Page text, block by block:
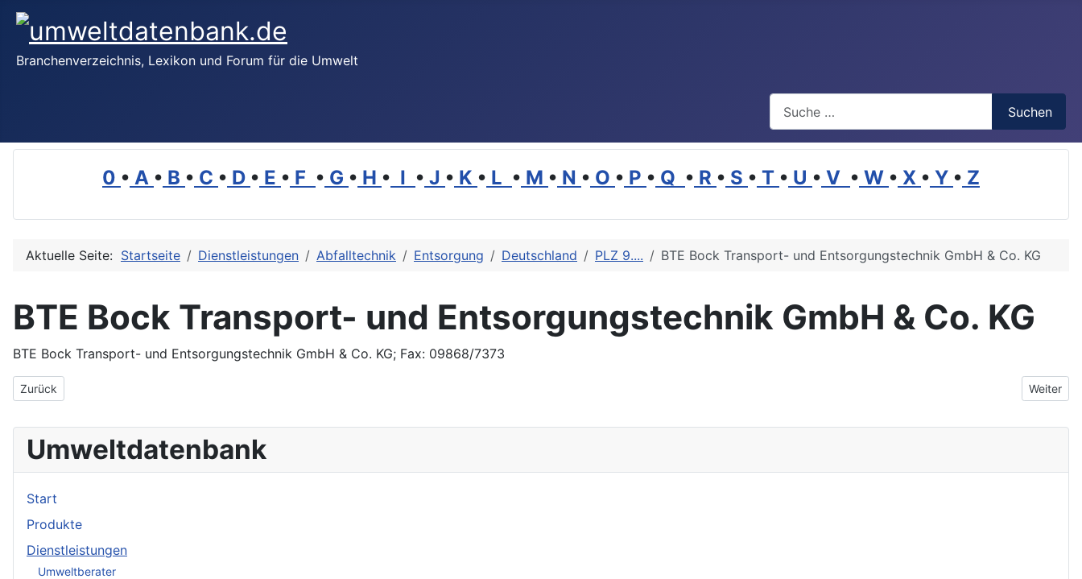
Branchenverzeichnis, Lexikon und Forum für die Umwelt
Suchen
0 • A • B • C • D • E • F • G • H • I • J • K • L • M • N • O • P • Q • R • S • T • U • V • W • X • Y • Z
Aktuelle Seite: Startseite Dienstleistungen Abfalltechnik Entsorgung Deutschland PLZ 9.... BTE Bock Transport- und Entsorgungstechnik GmbH & Co. KG
BTE Bock Transport- und Entsorgungstechnik GmbH & Co. KG
BTE Bock Transport- und Entsorgungstechnik GmbH & Co. KG; Fax: 09868/7373
Vorheriger Beitrag: Brabender Messtechnik KG
Zurück Nächster
Weiter
Umweltdatenbank
Start
Produkte
Dienstleistungen
Umweltberater